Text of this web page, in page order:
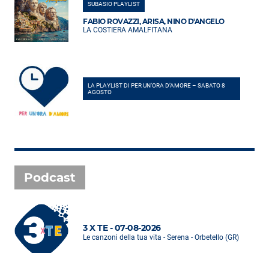
SUBASIO PLAYLIST
FABIO ROVAZZI, ARISA, NINO D'ANGELO
LA COSTIERA AMALFITANA
LA PLAYLIST DI PER UN’ORA D’AMORE – SABATO 8
AGOSTO
Podcast
3 X TE - 07-08-2026
Le canzoni della tua vita - Serena - Orbetello (GR)